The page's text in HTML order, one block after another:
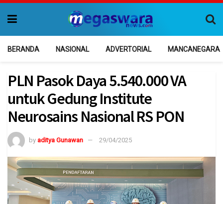
BERANDA NASIONAL ADVERTORIAL MANCANEGARA
PLN Pasok Daya 5.540.000 VA
untuk Gedung Institute
Neurosains Nasional RS PON
by aditya Gunawan 29/04/2025